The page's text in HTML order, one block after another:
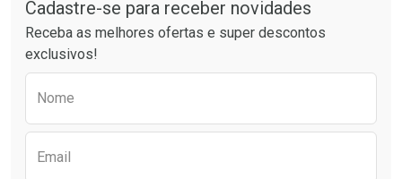
Ativar Desconto
Comprar sem Desconto
Comprar sem Desconto
Por R$ 60,74/cada
Ativar Desconto
Comprar sem Desconto
Comprar sem Desconto
Cadastre-se para receber novidades
Receba as melhores ofertas e super descontos
exclusivos!
Nome
Email